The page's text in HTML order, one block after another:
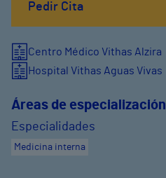
Pedir Cita
Centro Médico Vithas Alzira
Hospital Vithas Aguas Vivas
Áreas de especialización
Especialidades
Medicina interna